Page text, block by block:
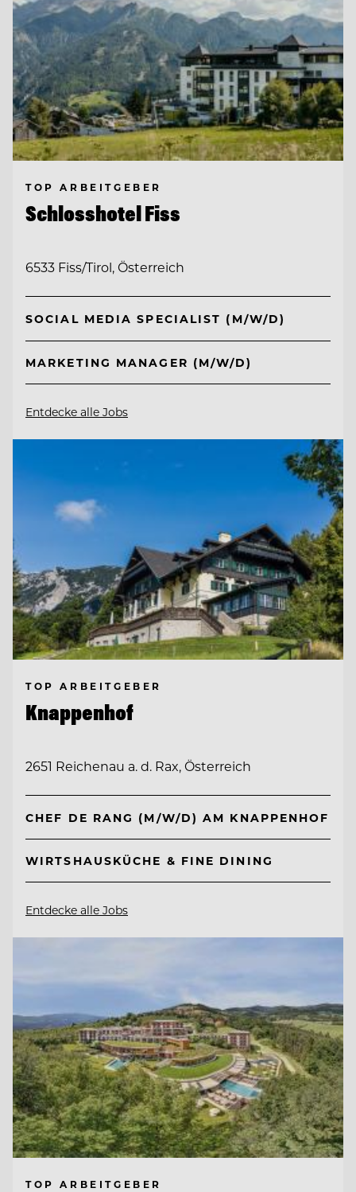
TOP ARBEITGEBER
Schlosshotel Fiss
6533 Fiss/Tirol, Österreich
SOCIAL MEDIA SPECIALIST (M/W/D)
MARKETING MANAGER (M/W/D)
Entdecke alle Jobs
TOP ARBEITGEBER
Knappenhof
2651 Reichenau a. d. Rax, Österreich
CHEF DE RANG (M/W/D) AM KNAPPENHOF
WIRTSHAUSKÜCHE & FINE DINING
Entdecke alle Jobs
TOP ARBEITGEBER